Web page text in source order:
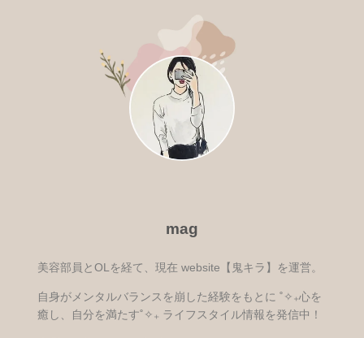
mag
美容部員とOLを経て、現在 website【鬼キラ】を運営。
自身がメンタルバランスを崩した経験をもとに ˚✧₊心を
癒し、自分を満たす˚✧₊ ライフスタイル情報を発信中！